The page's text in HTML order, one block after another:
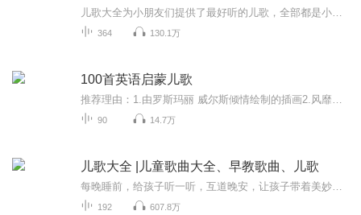
364 130.1万
100首英语启蒙儿歌
90 14.7万
儿歌大全 |儿童歌曲大全、早教歌曲、儿歌
192 607.8万